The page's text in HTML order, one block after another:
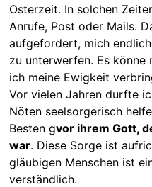
Osterzeit. In solchen
Anrufe, Post oder Mails.
aufgefordert, mich
zu unterwerfen. Es
ich meine Ewigkeit
Vor vielen Jahren durfte
Nöten seelsorgerisch
Besten gvor ihrem Gott,
war. Diese Sorge ist
gläubigen Menschen ist
verständlich.